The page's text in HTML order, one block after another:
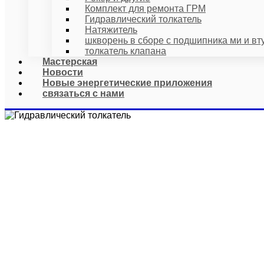
Комплект для ремонта ГРМ
Гидравлический толкатель
Натяжитель
шкворень в сборе с подшипника ми и
толкатель клапана
Мастерская
Новости
Новые энергетические приложения
связаться с нами